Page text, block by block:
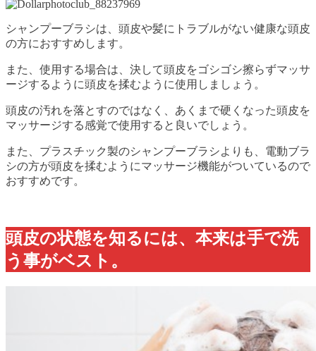
シャンプーブラシは、頭皮や髪にトラブルがない健康な頭皮
の方におすすめします。
また、使用する場合は、決して頭皮をゴシゴシ擦らずマッサ
ージするように頭皮を揉むように使用しましょう。
頭皮の汚れを落とすのではなく、あくまで硬くなった頭皮を
マッサージする感覚で使用すると良いでしょう。
また、プラスチック製のシャンプーブラシよりも、電動ブラ
シの方が頭皮を揉むようにマッサージ機能がついているので
おすすめです。
頭皮の状態を知るには、本来は手で洗
う事がベスト。